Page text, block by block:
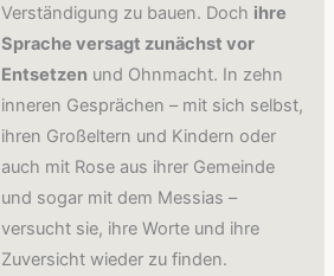
Verständigung zu bauen. Doch ihre
Sprache versagt zunächst vor
Entsetzen und Ohnmacht. In zehn
inneren Gesprächen – mit sich selbst,
ihren Großeltern und Kindern oder
auch mit Rose aus ihrer Gemeinde
und sogar mit dem Messias –
versucht sie, ihre Worte und ihre
Zuversicht wieder zu finden.